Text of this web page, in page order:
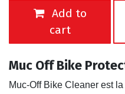
Add to
cart
Muc Off Bike
Muc-Off Bike Cleaner est